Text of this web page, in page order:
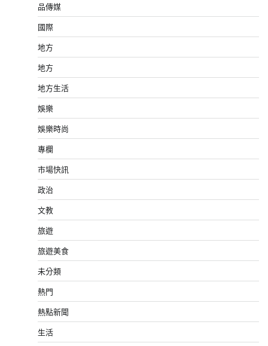
品傳媒
國際
地方
地方
地方生活
娛樂
娛樂時尚
專欄
市場快訊
政治
文教
旅遊
旅遊美食
未分類
熱門
熱點新聞
生活